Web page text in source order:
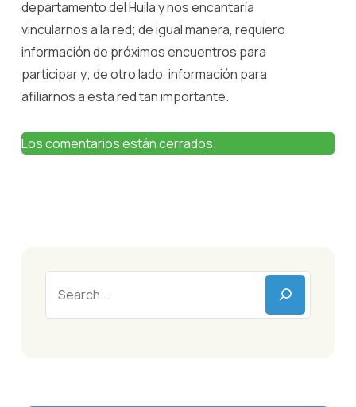
departamento del Huila y nos encantaría
vincularnos a la red; de igual manera, requiero
información de próximos encuentros para
participar y; de otro lado, información para
afiliarnos a esta red tan importante.
Los comentarios están cerrados.